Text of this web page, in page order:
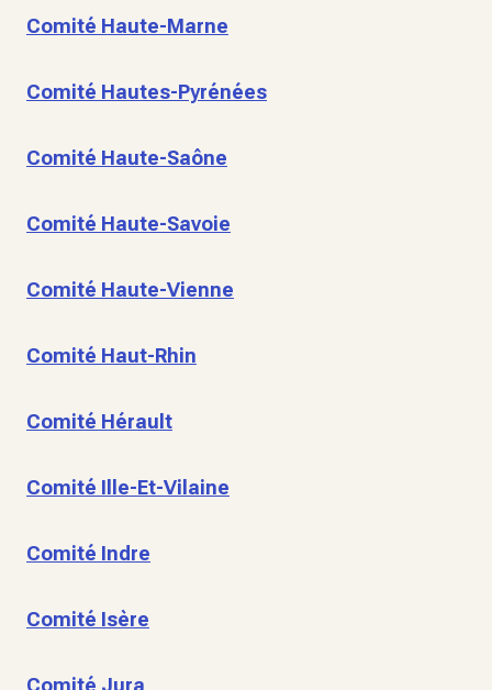
Comité Haute-Marne
Comité Hautes-Pyrénées
Comité Haute-Saône
Comité Haute-Savoie
Comité Haute-Vienne
Comité Haut-Rhin
Comité Hérault
Comité Ille-Et-Vilaine
Comité Indre
Comité Isère
Comité Jura